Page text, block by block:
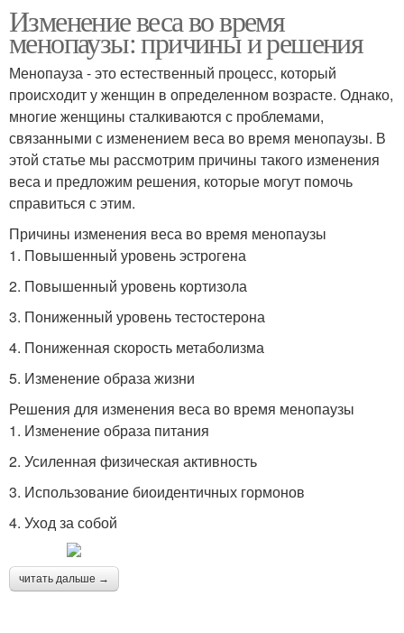
Изменение веса во время
менопаузы: причины и решения
Менопауза - это естественный процесс, который
происходит у женщин в определенном возрасте. Однако,
многие женщины сталкиваются с проблемами,
связанными с изменением веса во время менопаузы. В
этой статье мы рассмотрим причины такого изменения
веса и предложим решения, которые могут помочь
справиться с этим.
Причины изменения веса во время менопаузы
1. Повышенный уровень эстрогена
2. Повышенный уровень кортизола
3. Пониженный уровень тестостерона
4. Пониженная скорость метаболизма
5. Изменение образа жизни
Решения для изменения веса во время менопаузы
1. Изменение образа питания
2. Усиленная физическая активность
3. Использование биоидентичных гормонов
4. Уход за собой
читать дальше →